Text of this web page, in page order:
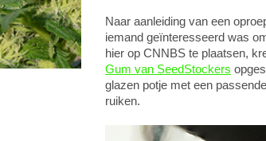
Naar aanleiding van een
iemand geïnteresseerd was
hier op CNNBS te plaatsen,
Gum van SeedStockers
glazen potje met een
ruiken.